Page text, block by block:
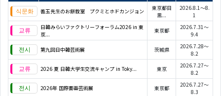
善玉先生のお餅教室 プクミとホドカンジョン
東京都目
黒...
2026.8.1～8.
1
日韓みらいファクトリーフォーラム2026 in 東
京...
東京都
2026.7.31～
9.4
第九回日中韓芸術展 茨城県
2026.7.28～
8.2
2026 夏 日韓大学生交流キャンプ in Toky... 東京
2026.7.27～
8.2
2026年 国際書画芸術展 東京都
2026.7.27～
8.3